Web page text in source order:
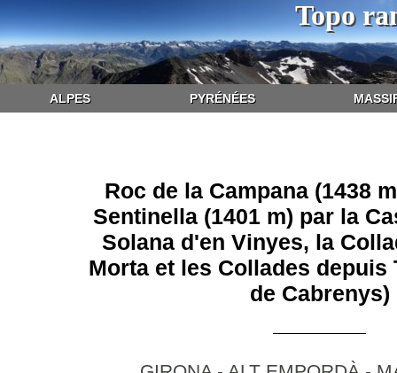
Topo
ALPES PYRÉNÉES
Roc de la Campana (1438
Sentinella (1401 m) par la
Solana d'en Vinyes, la
Morta et les Collades depuis
de Cabrenys)